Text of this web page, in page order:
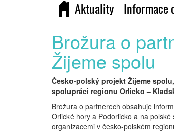
Aktuality Informace
Brožura o
Žijeme spolu
Česko-polský projekt Žijeme
spolupráci regionu Orlicko –
Brožura o partnerech obsahuje
Orlické hory a Podorlicko a na
organizacemi v česko-polském